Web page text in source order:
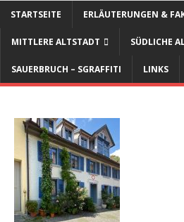
STARTSEITE ERLÄUTERUNGEN &
MITTLERE ALTSTADT SÜDLICHE
SAUERBRUCH – SGRAFFITI LINKS